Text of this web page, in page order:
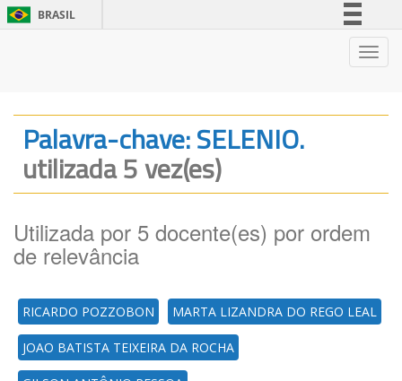
BRASIL
Legislação
Palavra-chave: SELENIO.
utilizada 5 vez(es)
Utilizada por 5 docente(es) por ordem
de relevância
RICARDO POZZOBON MARTA LIZANDRA DO REGO LEAL
JOAO BATISTA TEIXEIRA DA ROCHA